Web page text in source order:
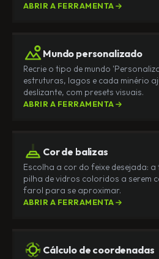
ABRIR A FERRAMENTA
Mundo personalizado
Recrie o tipo de mundo
estruturas, lagos e cada minério
deslizante, com presets visuais.
ABRIR A FERRAMENTA
Cor de balizas
Escolha a cor do feixe desejada:
pilha de vidros coloridos a serem
farol para se aproximar.
ABRIR A FERRAMENTA
Cálculo de coordenadas